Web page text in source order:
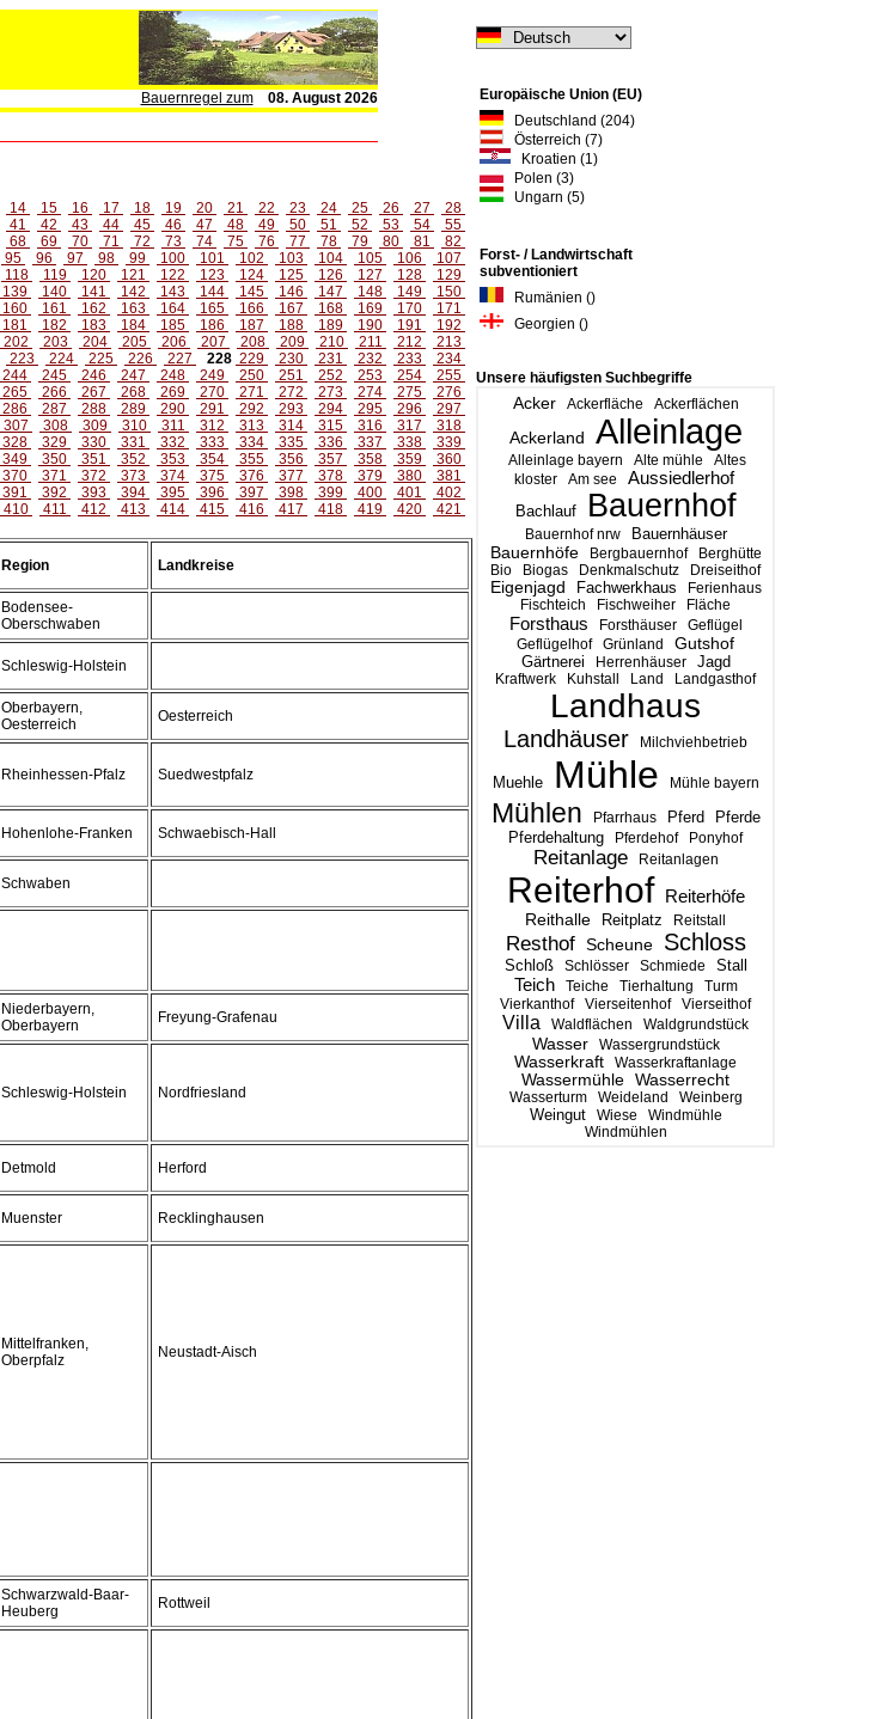
Bauernregel zum
08. August 2026
Europäische Union (EU)
Deutschland (204)
Österreich (7)
Kroatien (1)
Polen (3)
Ungarn (5)
Forst- / Landwirtschaft
subventioniert
Rumänien ()
Georgien ()
Unsere häufigsten Suchbegriffe
Acker Ackerfläche Ackerflächen
Ackerland Alleinlage
Alleinlage bayern Alte mühle
Altes
kloster
Am see Aussiedlerhof
Bachlauf Bauernhof
Bauernhof nrw Bauernhäuser
Bauernhöfe Bergbauernhof
Berghütte
Bio
Biogas Denkmalschutz Dreiseithof
Eigenjagd Fachwerkhaus
Ferienhaus
Fischteich
Fischweiher Fläche
Forsthaus Forsthäuser
Geflügel
Geflügelhof
Grünland
Gutshof
Gärtnerei
Herrenhäuser Jagd
Kraftwerk Kuhstall Land Landgasthof
Landhaus
Landhäuser Milchviehbetrieb
Muehle Mühle Mühle bayern
Mühlen Pfarrhaus Pferd Pferde
Pferdehaltung Pferdehof Ponyhof
Reitanlage Reitanlagen
Reiterhof Reiterhöfe
Reithalle Reitplatz Reitstall
Resthof Scheune Schloss
Schloß Schlösser Schmiede Stall
Teich Teiche Tierhaltung
Turm
Vierkanthof
Vierseitenhof Vierseithof
Villa Waldflächen Waldgrundstück
Wasser Wassergrundstück
Wasserkraft Wasserkraftanlage
Wassermühle Wasserrecht
Wasserturm Weideland Weinberg
Weingut Wiese
Windmühle
Windmühlen
14 15 16 17 18 19 20 21 22 23 24 25 26 27
28
41 42 43 44 45 46 47 48 49 50 51 52 53 54
55
68 69 70 71 72 73 74 75 76 77 78 79 80 81
82
95 96 97 98 99 100 101 102 103 104 105 106
107
118 119 120 121 122 123 124 125 126 127 128
129
139 140 141 142 143 144 145 146 147 148 149
150
160 161 162 163 164 165 166 167 168 169 170
171
181 182 183 184 185 186 187 188 189 190 191
192
202 203 204 205 206 207 208 209 210 211 212
213
223 224 225 226 227 228 229 230 231 232 233
234
244 245 246 247 248 249 250 251 252 253 254
255
265 266 267 268 269 270 271 272 273 274 275
276
286 287 288 289 290 291 292 293 294 295 296
297
307 308 309 310 311 312 313 314 315 316 317
318
328 329 330 331 332 333 334 335 336 337 338
339
349 350 351 352 353 354 355 356 357 358 359
360
370 371 372 373 374 375 376 377 378 379 380
381
391 392 393 394 395 396 397 398 399 400 401
402
410 411 412 413 414 415 416 417 418 419 420 421
Region Landkreise
Bodensee-
Oberschwaben
Schleswig-Holstein
Oberbayern,
Oesterreich
Oesterreich
Rheinhessen-Pfalz Suedwestpfalz
Hohenlohe-Franken Schwaebisch-Hall
Schwaben
Niederbayern,
Oberbayern
Freyung-Grafenau
Schleswig-Holstein Nordfriesland
Detmold Herford
Muenster Recklinghausen
Mittelfranken,
Oberpfalz
Neustadt-Aisch
Schwarzwald-Baar-
Heuberg
Rottweil